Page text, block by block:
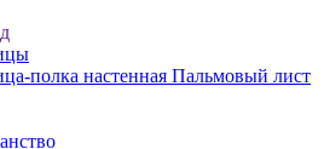
полка настенная Пальмовый лист